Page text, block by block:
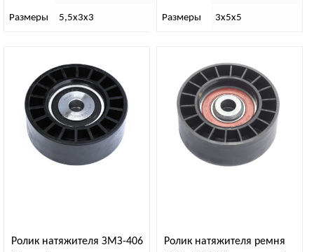
Размеры 5,5х3х3 Размеры 3х5х5
Ролик натяжителя ЗМЗ-406
Ролик натяжителя ремня